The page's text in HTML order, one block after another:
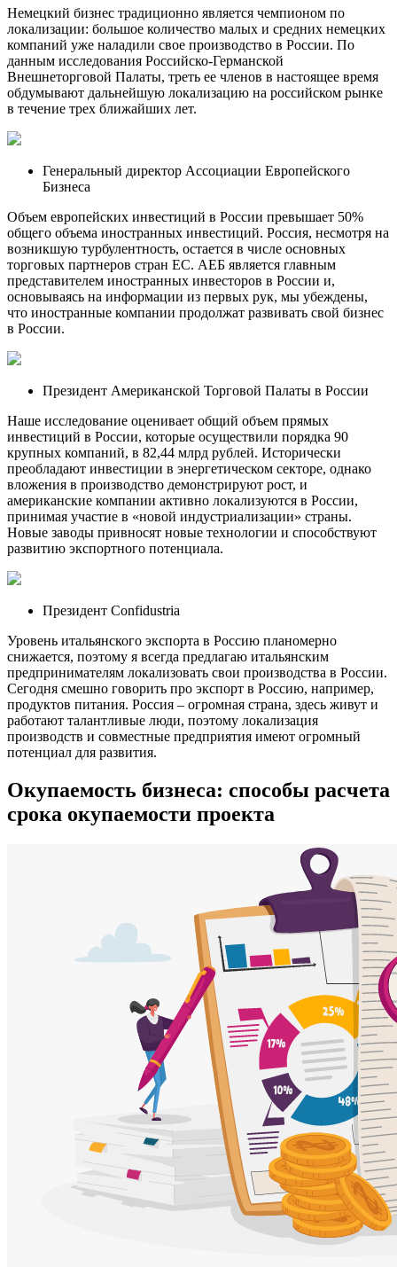
Немецкий бизнес традиционно является чемпионом по
локализации: большое количество малых и средних немецких
компаний уже наладили свое производство в России. По
данным исследования Российско-Германской
Внешнеторговой Палаты, треть ее членов в настоящее время
обдумывают дальнейшую локализацию на российском рынке
в течение трех ближайших лет.
Генеральный директор Ассоциации Европейского
Бизнеса
Объем европейских инвестиций в России превышает 50%
общего объема иностранных инвестиций. Россия, несмотря на
возникшую турбулентность, остается в числе основных
торговых партнеров стран ЕС. АЕБ является главным
представителем иностранных инвесторов в России и,
основываясь на информации из первых рук, мы убеждены,
что иностранные компании продолжат развивать свой бизнес
в России.
Президент Американской Торговой Палаты в России
Наше исследование оценивает общий объем прямых
инвестиций в России, которые осуществили порядка 90
крупных компаний, в 82,44 млрд рублей. Исторически
преобладают инвестиции в энергетическом секторе, однако
вложения в производство демонстрируют рост, и
американские компании активно локализуются в России,
принимая участие в «новой индустриализации» страны.
Новые заводы привносят новые технологии и способствуют
развитию экспортного потенциала.
Президент Confidustria
Уровень итальянского экспорта в Россию планомерно
снижается, поэтому я всегда предлагаю итальянским
предпринимателям локализовать свои производства в России.
Сегодня смешно говорить про экспорт в Россию, например,
продуктов питания. Россия – огромная страна, здесь живут и
работают талантливые люди, поэтому локализация
производств и совместные предприятия имеют огромный
потенциал для развития.
Окупаемость бизнеса: способы расчета
срока окупаемости проекта